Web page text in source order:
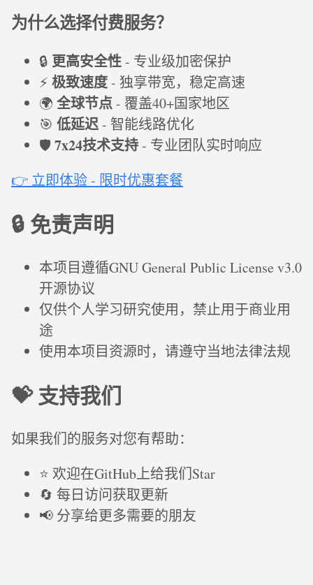
为什么选择付费服务？
🔒 更高安全性- 专业级加密保护
⚡ 极致速度- 独享带宽，稳定高速
🌍 全球节点- 覆盖40+国家地区
🎯 低延迟- 智能线路优化
🛡️7x24技术支持- 专业团队实时响应
👉 立即体验 - 限时优惠套餐
🔒 免责声明
本项目遵循GNU General Public License v3.0
开源协议
仅供个人学习研究使用，禁止用于商业用
途
使用本项目资源时，请遵守当地法律法规
💝 支持我们
如果我们的服务对您有帮助：
⭐ 欢迎在GitHub上给我们Star
🔄 每日访问获取更新
📢 分享给更多需要的朋友